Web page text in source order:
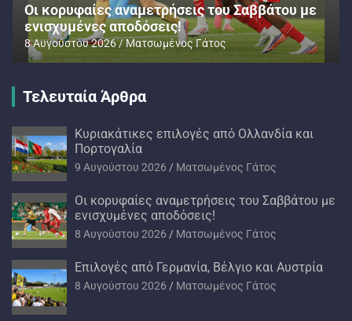
Oι κορυφαίες αναμετρήσεις του Σαββάτου με
ενισχυμένες αποδόσεις!
8 Αυγούστου 2026 Ματσωμένος Γάτος
Τελευταία Άρθρα
Kυριακάτικες επιλογές από Ολλανδία και
Πορτογαλία
9 Αυγούστου 2026 Ματσωμένος Γάτος
Oι κορυφαίες αναμετρήσεις του Σαββάτου με
ενισχυμένες αποδόσεις!
8 Αυγούστου 2026 Ματσωμένος Γάτος
Επιλογές από Γερμανία, Βέλγιο και Αυστρία
8 Αυγούστου 2026 Ματσωμένος Γάτος